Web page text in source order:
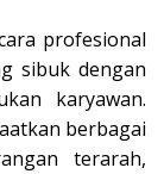
profesional
sibuk dengan
karyawan.
berbagai
terarah,